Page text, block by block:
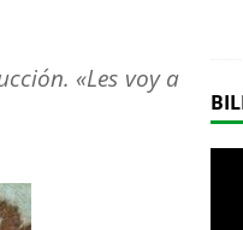
«Les voy a